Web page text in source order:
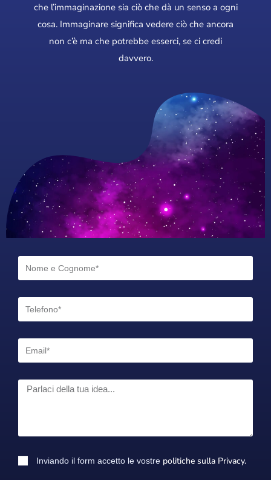
che l’immaginazione sia ciò che dà un senso a ogni
cosa. Immaginare significa vedere ciò che ancora
non c’è ma che potrebbe esserci, se ci credi
davvero.
Inviando il form accetto le vostre politiche sulla Privacy.